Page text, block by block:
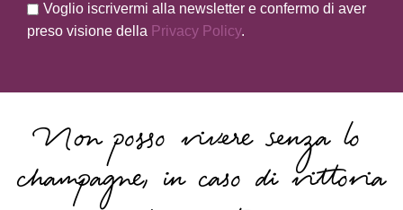
Voglio iscrivermi alla newsletter e confermo di aver
preso visione della Privacy Policy.
Non posso vivere senza lo
champagne, in caso di vittoria